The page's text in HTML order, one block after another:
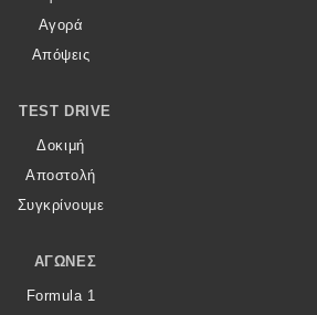
Αγορά
Απόψεις
TEST DRIVE
Δοκιμή
Αποστολή
Συγκρίνουμε
ΑΓΏΝΕΣ
Formula 1